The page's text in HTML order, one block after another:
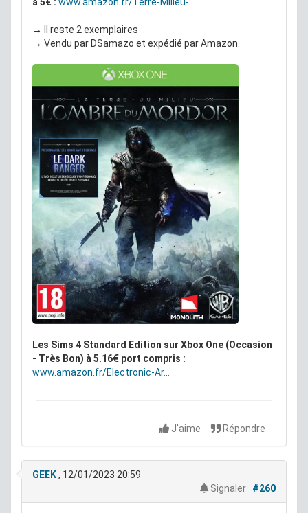
[Occasion - Comme Neuf] Souris Microsoft
Intellimouse Pro + Age of Empires 2 Definitive
Edition à 18.99€ au lieu de 29.99€ :
www.fnac.com/Souris-Microso...
→ Il reste 1 exemplaire
→ Produit n ayant pas servi reconditionne dans son
emballage d'origine fourni avec l'ensemble de ses
accessoires Garantie légale 24 mois
www.fnac.com/Calendrier-de-...
→ Il reste 2 exemplaires
→ Vendu par DSamazo et expédié par Amazon.
Les Sims 4 Standard Edition sur Xbox One (Occasion
- Très Bon) à 5.16€ port compris :
www.amazon.fr/Electronic-Ar...
professionnel de la vente en ligne d'articles culturels
→ Il reste 1 exemplaire
→ Vendu et expédié par MOMOX
J'aime Répondre
GEEK, 12/01/2023 20:59
Signaler
#260